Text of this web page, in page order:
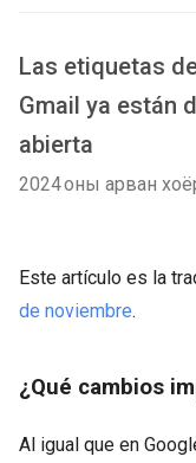
Las etiquetas
Gmail ya están
abierta
2024 оны арван
Este artículo es la
de noviembre.
¿Qué cambios
Al igual que en